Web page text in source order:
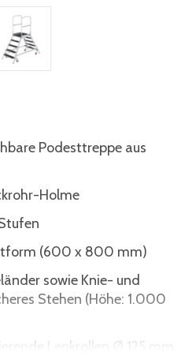
Podesttreppe aus
Holme
(600 x 800 mm)
sowie Knie- und
Stehen (Höhe: 1.000
Lenkrollen Ø 125 mm,